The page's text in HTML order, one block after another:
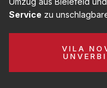
Service zu
VILA